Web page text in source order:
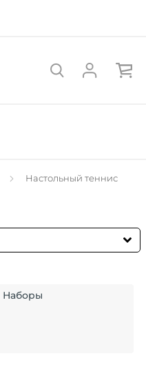
Настольный теннис
Наборы